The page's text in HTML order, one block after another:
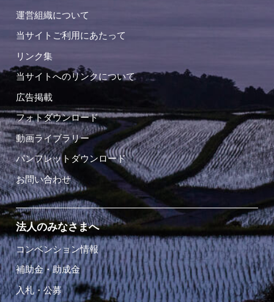
運営組織について
当サイトご利用にあたって
リンク集
当サイトへのリンクについて
広告掲載
フォトダウンロード
動画ライブラリー
パンフレットダウンロード
お問い合わせ
法人のみなさまへ
コンベンション情報
補助金・助成金
入札・公募